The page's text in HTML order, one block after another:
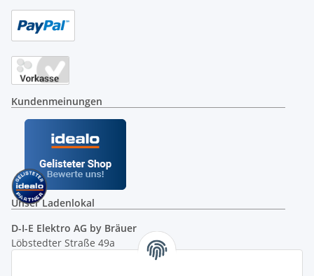
Kundenmeinungen
Unser Ladenlokal
D-I-E Elektro AG by Bräuer
Löbstedter Straße 49a
( siehe Google-Maps )